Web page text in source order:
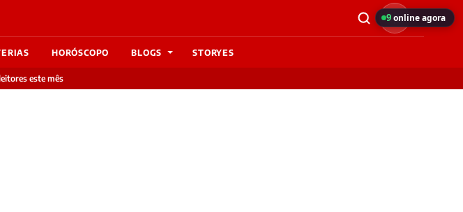
HORÓSCOPO BLOGS STORYES
este mês
9online agora